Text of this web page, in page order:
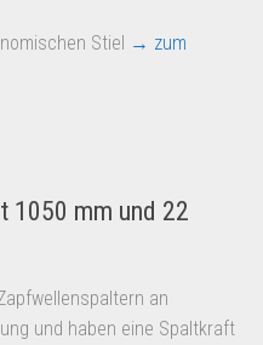
Stiel → zum
1050 mm und 22
an
und haben eine Spaltkraft